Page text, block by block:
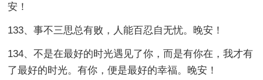
安！
133、事不三思总有败，人能百忍自无忧。晚安！
134、不是在最好的时光遇见了你，而是有你在，我才有
了最好的时光。有你，便是最好的幸福。晚安！